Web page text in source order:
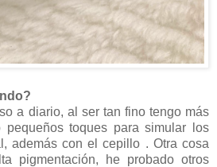
a diario, al ser tan fino tengo más
toques para simular los
además con el cepillo . Otra cosa
pigmentación, he probado otros